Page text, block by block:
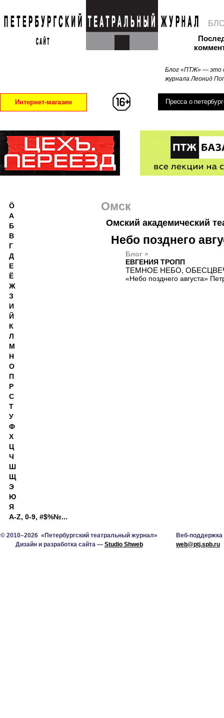
Блог «ПТЖ» — это
журнала Леонид
Интернет-магазин Пресса о
Омск
Омский академический
Небо позднего
Блог »
ЕВГЕНИЯ ТРОПП
ТЕМНОЕ НЕБО,
«Небо позднего августа»
Ö
А
Б
В
Г
Д
Е
Ё
Ж
З
И
Й
К
Л
М
Н
О
П
Р
С
Т
У
Ф
Х
Ц
Ч
Ш
Щ
Э
Ю
Я
A-Z, 0-9, #$%№...
© 2010–2026 «Петербургский театральный журнал»
Дизайн и разработка сайта — Studio Shweb
Веб-поддержка
web@ptj.spb.ru